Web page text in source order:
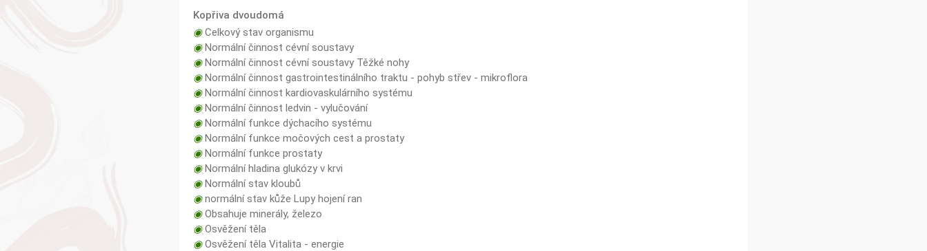
Kopřiva dvoudomá
◉Celkový stav organismu
◉Normální činnost cévní soustavy
◉Normální činnost cévní soustavy Těžké nohy
◉Normální činnost gastrointestinálního traktu - pohyb střev - mikroflora
◉Normální činnost kardiovaskulárního systému
◉Normální činnost ledvin - vylučování
◉Normální funkce dýchacího systému
◉Normální funkce močových cest a prostaty
◉Normální funkce prostaty
◉Normální hladina glukózy v krvi
◉Normální stav kloubů
◉normální stav kůže Lupy hojení ran
◉Obsahuje minerály, železo
◉Osvěžení těla
◉Osvěžení těla Vitalita - energie